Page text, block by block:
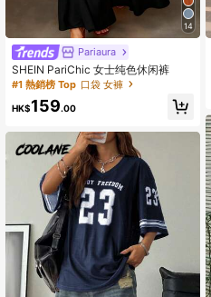
14
Pariaura
SHEIN PariChic 女士纯色休闲裤
#1 熱銷榜 Top 口袋 女褲
HK$159.00